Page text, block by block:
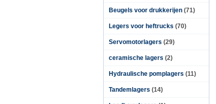
Beugels voor drukkerijen (71)
Legers voor heftrucks (70)
Servomotorlagers (29)
ceramische lagers (2)
Hydraulische pomplagers (11)
Tandemlagers (14)